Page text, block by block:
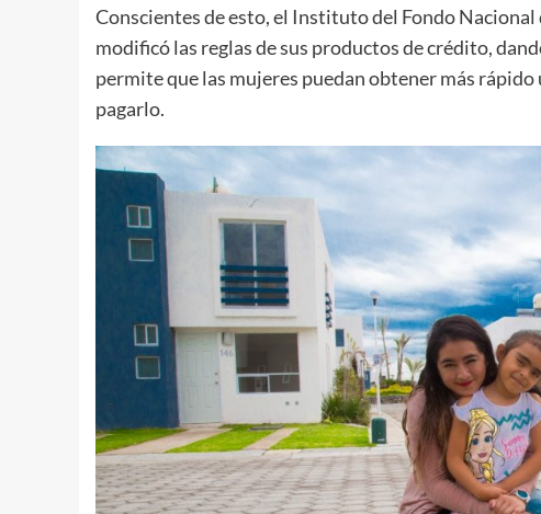
Conscientes de esto, el Instituto del Fondo
modificó las reglas de sus productos de crédito,
permite que las mujeres puedan obtener más
pagarlo.